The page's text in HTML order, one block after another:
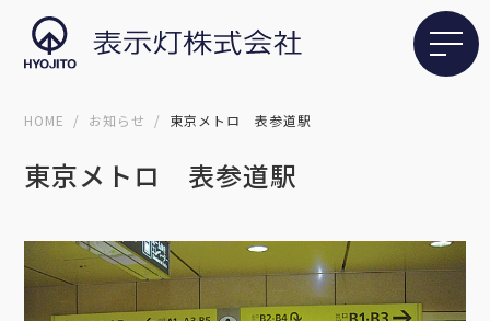
HOME お知らせ 東京メトロ 表参道駅
東京メトロ 表参道駅